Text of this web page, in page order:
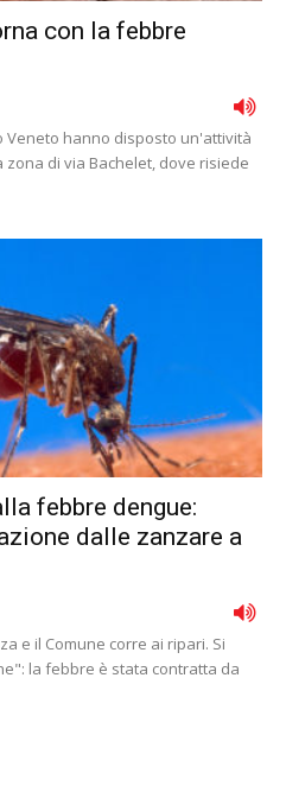
con la febbre
Veneto hanno disposto un'attività
di via Bachelet, dove risiede
febbre dengue:
dalle zanzare a
e il Comune corre ai ripari. Si
la febbre è stata contratta da